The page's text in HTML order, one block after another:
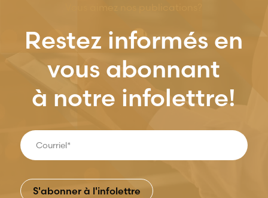
Restez informés en
vous abonnant
à notre infolettre!